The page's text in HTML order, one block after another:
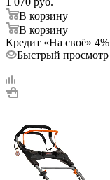
В корзину
В корзину
Кредит «На своё» 4%
Быстрый просмотр